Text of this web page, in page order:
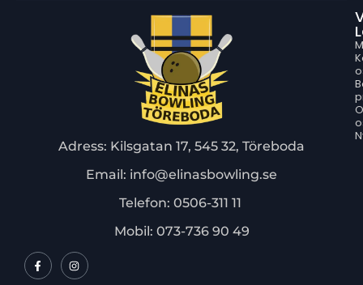
Adress: Kilsgatan 17, 545 32, Töreboda
Email: info@elinasbowling.se
Telefon: 0506-311 11
Mobil: 073-736 90 49